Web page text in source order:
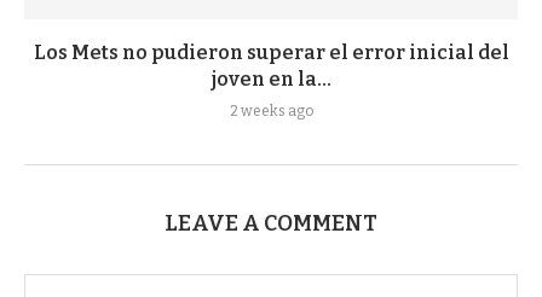
Los Mets no pudieron superar el error inicial del
joven en la...
2 weeks ago
LEAVE A COMMENT